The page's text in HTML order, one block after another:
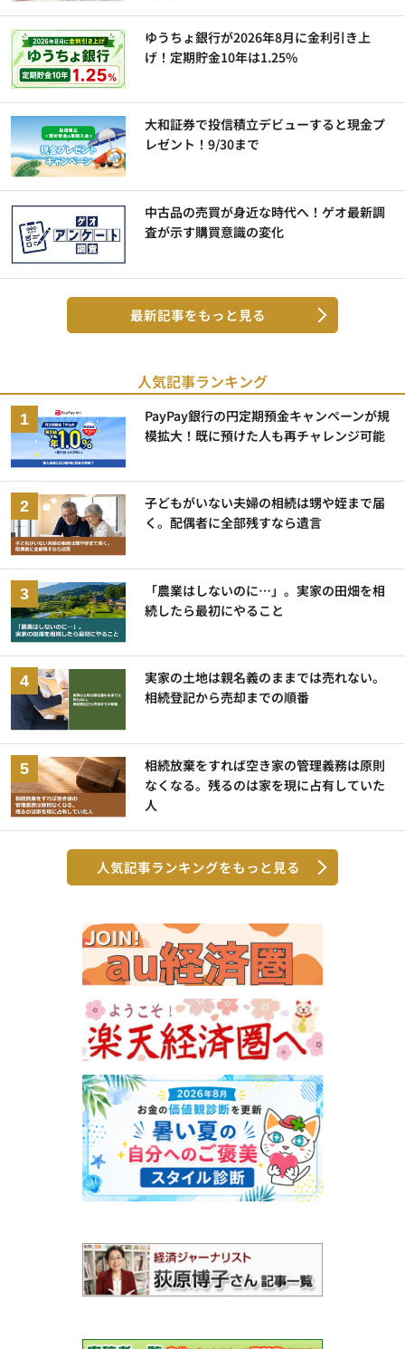
ゆうちょ銀行が2026年8月に金利引き上
げ！定期貯金10年は1.25%
大和証券で投信積立デビューすると現金プ
レゼント！9/30まで
中古品の売買が身近な時代へ！ゲオ最新調
査が示す購買意識の変化
最新記事をもっと見る
人気記事ランキング
PayPay銀行の円定期預金キャンペーンが規
模拡大！既に預けた人も再チャレンジ可能
子どもがいない夫婦の相続は甥や姪まで届
く。配偶者に全部残すなら遺言
「農業はしないのに…」。実家の田畑を相
続したら最初にやること
実家の土地は親名義のままでは売れない。
相続登記から売却までの順番
相続放棄をすれば空き家の管理義務は原則
なくなる。残るのは家を現に占有していた
人
人気記事ランキングをもっと見る